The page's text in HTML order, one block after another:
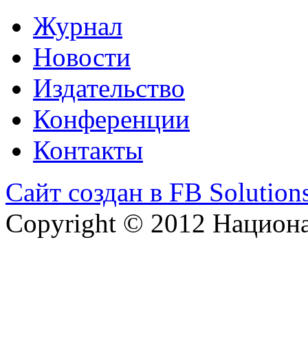
Журнал
Новости
Издательство
Конференции
Контакты
Сайт создан в FB
Copyright © 2012